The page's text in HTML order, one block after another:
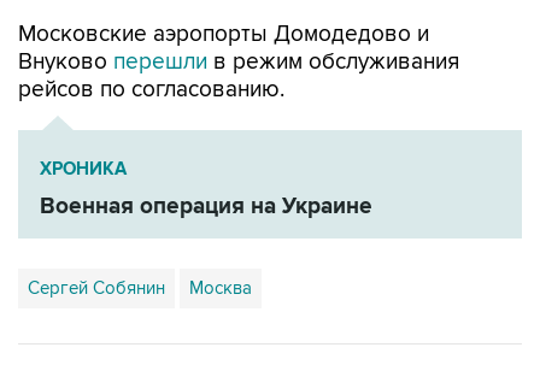
Московские аэропорты Домодедово и
Внуково перешли в режим обслуживания
рейсов по согласованию.
ХРОНИКА
Военная операция на Украине
Сергей Собянин Москва